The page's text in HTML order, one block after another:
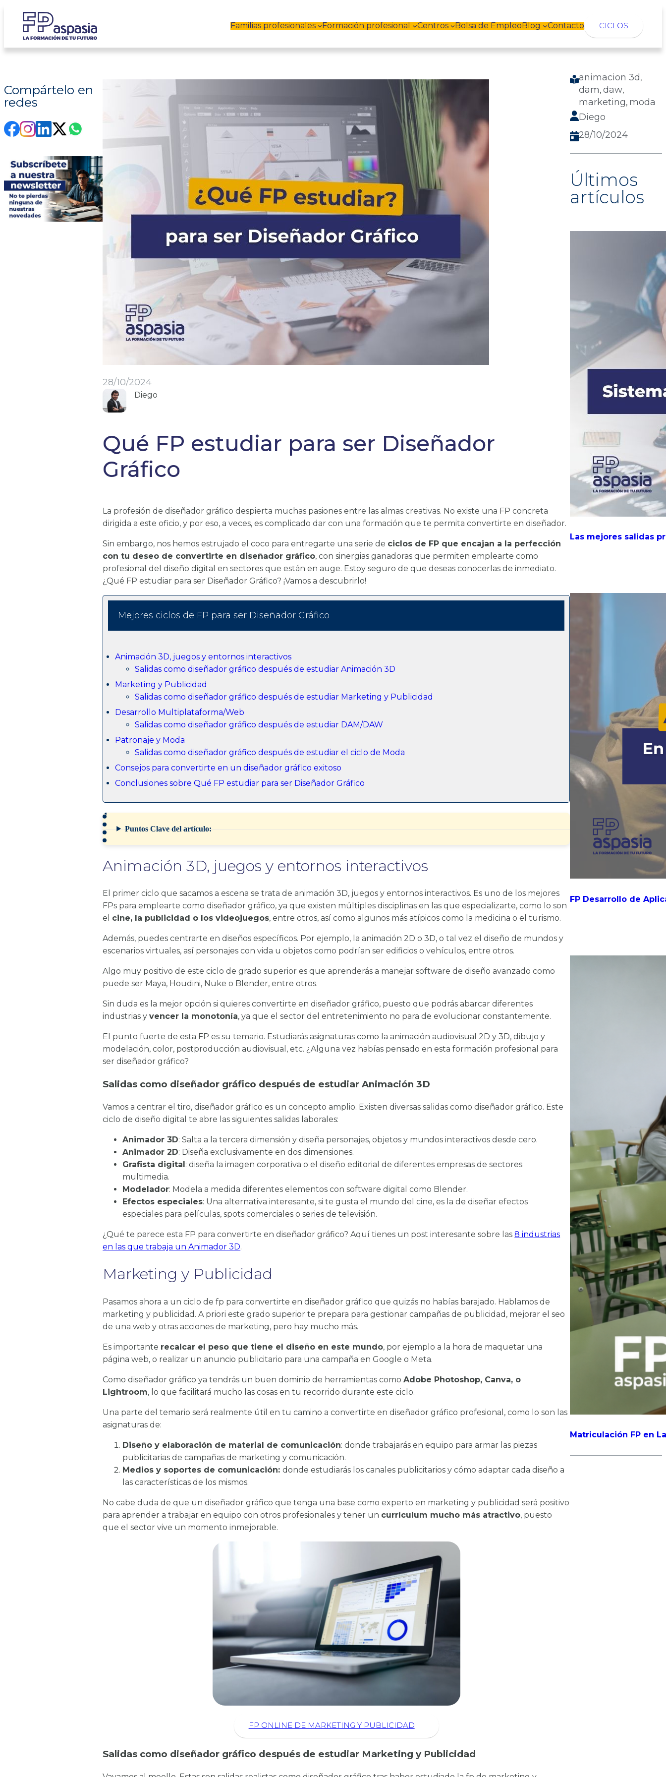
Saltar
contenido
Familias profesionales Formación profesional Centros Bolsa de EmpleoBlog Contacto CICLOS
Compártelo en
redes
28/10/2024
Diego
Qué FP estudiar para ser Diseñador
Gráfico
La profesión de diseñador gráfico despierta muchas pasiones entre las almas creativas. No existe una FP concreta
dirigida a este oficio, y por eso, a veces, es complicado dar con una formación que te permita convertirte en diseñador.
Sin embargo, nos hemos estrujado el coco para entregarte una serie de ciclos de FP que encajan a la perfección
con tu deseo de convertirte en diseñador gráfico, con sinergias ganadoras que permiten emplearte como
profesional del diseño digital en sectores que están en auge. Estoy seguro de que deseas conocerlas de inmediato.
¿Qué FP estudiar para ser Diseñador Gráfico? ¡Vamos a descubrirlo!
Mejores ciclos de FP para ser Diseñador Gráfico
Animación 3D, juegos y entornos interactivos
Salidas como diseñador gráfico después de estudiar Animación 3D
Marketing y Publicidad
Salidas como diseñador gráfico después de estudiar Marketing y Publicidad
Desarrollo Multiplataforma/Web
Salidas como diseñador gráfico después de estudiar DAM/DAW
Patronaje y Moda
Salidas como diseñador gráfico después de estudiar el ciclo de Moda
Consejos para convertirte en un diseñador gráfico exitoso
Conclusiones sobre Qué FP estudiar para ser Diseñador Gráfico
Puntos Clave del artículo:
Animación 3D, juegos y entornos interactivos
El primer ciclo que sacamos a escena se trata de animación 3D, juegos y entornos interactivos. Es uno de los mejores
FPs para emplearte como diseñador gráfico, ya que existen múltiples disciplinas en las que especializarte, como lo son
el cine, la publicidad o los videojuegos, entre otros, así como algunos más atípicos como la medicina o el turismo.
Además, puedes centrarte en diseños específicos. Por ejemplo, la animación 2D o 3D, o tal vez el diseño de mundos y
escenarios virtuales, así personajes con vida u objetos como podrían ser edificios o vehículos, entre otros.
Algo muy positivo de este ciclo de grado superior es que aprenderás a manejar software de diseño avanzado como
puede ser Maya, Houdini, Nuke o Blender, entre otros.
Sin duda es la mejor opción si quieres convertirte en diseñador gráfico, puesto que podrás abarcar diferentes
industrias yvencer la monotonía, ya que el sector del entretenimiento no para de evolucionar constantemente.
El punto fuerte de esta FP es su temario. Estudiarás asignaturas como la animación audiovisual 2D y 3D, dibujo y
modelación, color, postproducción audiovisual, etc. ¿Alguna vez habías pensado en esta formación profesional para
ser diseñador gráfico?
Salidas como diseñador gráfico después de estudiar Animación 3D
Vamos a centrar el tiro, diseñador gráfico es un concepto amplio. Existen diversas salidas como diseñador gráfico. Este
ciclo de diseño digital te abre las siguientes salidas laborales:
Animador 3D: Salta a la tercera dimensión y diseña personajes, objetos y mundos interactivos desde cero.
Animador 2D: Diseña exclusivamente en dos dimensiones.
Grafista digital: diseña la imagen corporativa o el diseño editorial de diferentes empresas de sectores
multimedia.
Modelador: Modela a medida diferentes elementos con software digital como Blender.
Efectos especiales: Una alternativa interesante, si te gusta el mundo del cine, es la de diseñar efectos
especiales para películas, spots comerciales o series de televisión.
¿Qué te parece esta FP para convertirte en diseñador gráfico? Aquí tienes un post interesante sobre las8 industrias
en las que trabaja un Animador 3D.
Marketing y Publicidad
Pasamos ahora a un ciclo de fp para convertirte en diseñador gráfico que quizás no habías barajado. Hablamos de
marketing y publicidad. A priori este grado superior te prepara para gestionar campañas de publicidad, mejorar el seo
de una web y otras acciones de marketing, pero hay mucho más.
Es importante recalcar el peso que tiene el diseño en este mundo, por ejemplo a la hora de maquetar una
página web, o realizar un anuncio publicitario para una campaña en Google o Meta.
Como diseñador gráfico ya tendrás un buen dominio de herramientas comoAdobe Photoshop, Canva, o
Lightroom, lo que facilitará mucho las cosas en tu recorrido durante este ciclo.
Una parte del temario será realmente útil en tu camino a convertirte en diseñador gráfico profesional, como lo son las
asignaturas de:
Diseño y elaboración de material de comunicación: donde trabajarás en equipo para armar las piezas
publicitarias de campañas de marketing y comunicación.
Medios y soportes de comunicación:donde estudiarás los canales publicitarios y cómo adaptar cada diseño a
las características de los mismos.
No cabe duda de que un diseñador gráfico que tenga una base como experto en marketing y publicidad será positivo
para aprender a trabajar en equipo con otros profesionales y tener un currículum mucho más atractivo, puesto
que el sector vive un momento inmejorable.
FP ONLINE DE MARKETING Y PUBLICIDAD
Salidas como diseñador gráfico después de estudiar Marketing y Publicidad
animacion 3d
dam, daw
marketing, moda
Diego
28/10/2024
Últimos
artículos
Las mejores salidas
FP Desarrollo de
Matriculación FP en